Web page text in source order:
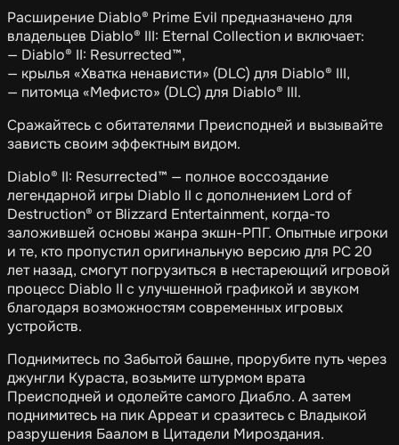
Расширение Diablo® Prime Evil предназначено для
владельцев Diablo® III: Eternal Collection и включает:
— Diablo® II: Resurrected™,
— крылья «Хватка ненависти» (DLC) для Diablo® III,
— питомца «Мефисто» (DLC) для Diablo® III.
Сражайтесь с обитателями Преисподней и вызывайте
зависть своим эффектным видом.
Diablo® II: Resurrected™ — полное воссоздание
легендарной игры Diablo II с дополнением Lord of
Destruction® от Blizzard Entertainment, когда-то
заложившей основы жанра экшн-РПГ. Опытные игроки
и те, кто пропустил оригинальную версию для PC 20
лет назад, смогут погрузиться в нестареющий игровой
процесс Diablo II с улучшенной графикой и звуком
благодаря возможностям современных игровых
устройств.
Поднимитесь по Забытой башне, прорубите путь через
джунгли Кураста, возьмите штурмом врата
Преисподней и одолейте самого Диабло. А затем
поднимитесь на пик Арреат и сразитесь с Владыкой
разрушения Баалом в Цитадели Мироздания.